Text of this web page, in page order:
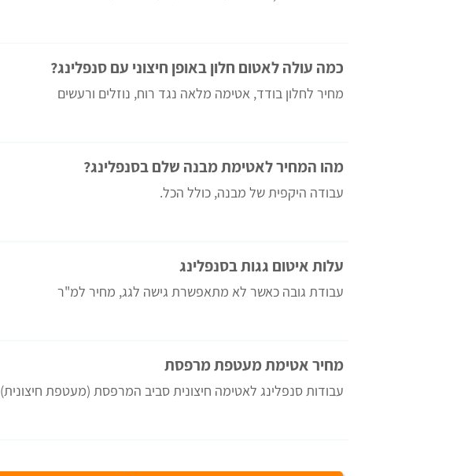
כמה עולה לאטום חלון באופן חיצוני עם סנפלינג?
מחיר לחלון בודד, אטימה מלאה נגד רוח, נוזלים ורעשים
מהו המחיר לאטימת מבנה שלם בסנפלינג?
עבודה היקפית של מבנה, כולל הכל.
עלות איטום גגות בסנפלינג
עבודת גובה כאשר לא מתאפשרת גישה לגג, מחיר למ"ר
מחיר אטימת מעטפת מרפסת
עבודות סנפלינג לאטימה חיצונית סביב המרפסת (מעטפת חיצונית)
אודי